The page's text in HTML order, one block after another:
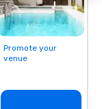
Promote your
venue